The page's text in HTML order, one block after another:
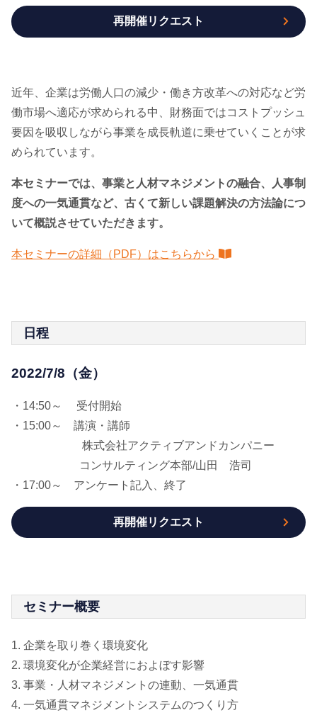
近年、企業は労働人口の減少・働き方改革への対応など労
働市場へ適応が求められる中、財務面ではコストプッシュ
要因を吸収しながら事業を成長軌道に乗せていくことが求
められています。
本セミナーでは、事業と人材マネジメントの融合、人事制
度への一気通貫など、古くて新しい課題解決の方法論につ
いて概説させていただきます。
本セミナーの詳細（PDF）はこちらから
再開催リクエスト
日程
2022/7/8（金）
・14:50～ 受付開始
・15:00～ 講演・講師
株式会社アクティブアンドカンパニー
コンサルティング本部/山田 浩司
・17:00～ アンケート記入、終了
再開催リクエスト
セミナー概要
1. 企業を取り巻く環境変化
2. 環境変化が企業経営におよぼす影響
3. 事業・人材マネジメントの連動、一気通貫
4. 一気通貫マネジメントシステムのつくり方